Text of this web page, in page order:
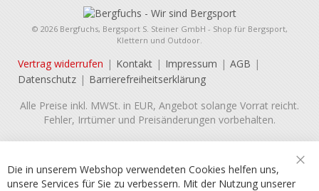
© 2026 Bergfuchs, Bergsport S. Steiner GmbH - Shop für Bergsport,
Klettern und Outdoor.
Vertrag widerrufen Kontakt Impressum
AGB
Datenschutz
Barrierefreiheitserklärung
Alle Preise inkl. MWSt. in EUR, Angebot solange Vorrat reicht.
Fehler, Irrtümer und Preisänderungen vorbehalten.
Die in unserem Webshop verwendeten Cookies helfen uns,
unsere Services für Sie zu verbessern. Mit der Nutzung unserer